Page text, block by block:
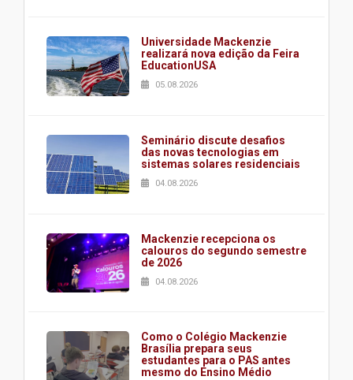
Universidade Mackenzie
realizará nova edição da Feira
EducationUSA
05.08.2026
Seminário discute desafios
das novas tecnologias em
sistemas solares residenciais
04.08.2026
Mackenzie recepciona os
calouros do segundo semestre
de 2026
04.08.2026
Como o Colégio Mackenzie
Brasília prepara seus
estudantes para o PAS antes
mesmo do Ensino Médio